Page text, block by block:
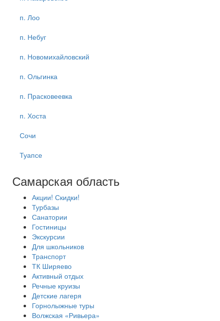
п. Лоо
п. Небуг
п. Новомихайловский
п. Ольгинка
п. Прасковеевка
п. Хоста
Сочи
Туапсе
Самарская область
Акции! Скидки!
Турбазы
Санатории
Гостиницы
Экскурсии
Для школьников
Транспорт
ТК Ширяево
Активный отдых
Речные круизы
Детские лагеря
Горнолыжные туры
Волжская «Ривьера»